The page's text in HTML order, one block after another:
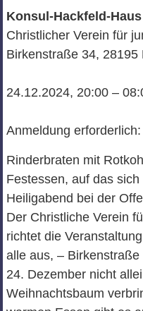
Konsul-Hackfeld-Haus
Christlicher Verein für
Birkenstraße 34, 28195
24.12.2024, 20:00 –
Anmeldung
Rinderbraten mit
Festessen, auf das
Heiligabend bei der
Der Christliche Verein
richtet die
alle aus, –
24. Dezember nicht
Weihnachtsbaum